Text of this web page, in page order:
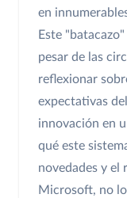
en
Este
pesar de las
reflexionar
expectativas
innovación en
qué este
novedades y el
Microsoft, no